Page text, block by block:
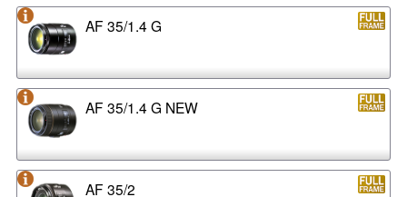
AF 35/1.4 G
AF 35/1.4 G NEW
AF 35/2